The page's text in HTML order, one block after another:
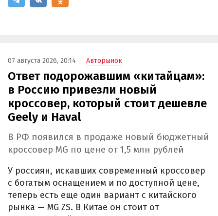
07 августа 2026, 20:14 Авторынок
Ответ подорожавшим «китайцам»:
в Россию привезли новый
кроссовер, который стоит дешевле
Geely и Haval
В РФ появился в продаже новый бюджетный
кроссовер MG по цене от 1,5 млн рублей
У россиян, искавших современный кроссовер
с богатым оснащением и по доступной цене,
теперь есть еще один вариант с китайского
рынка — MG ZS. В Китае он стоит от